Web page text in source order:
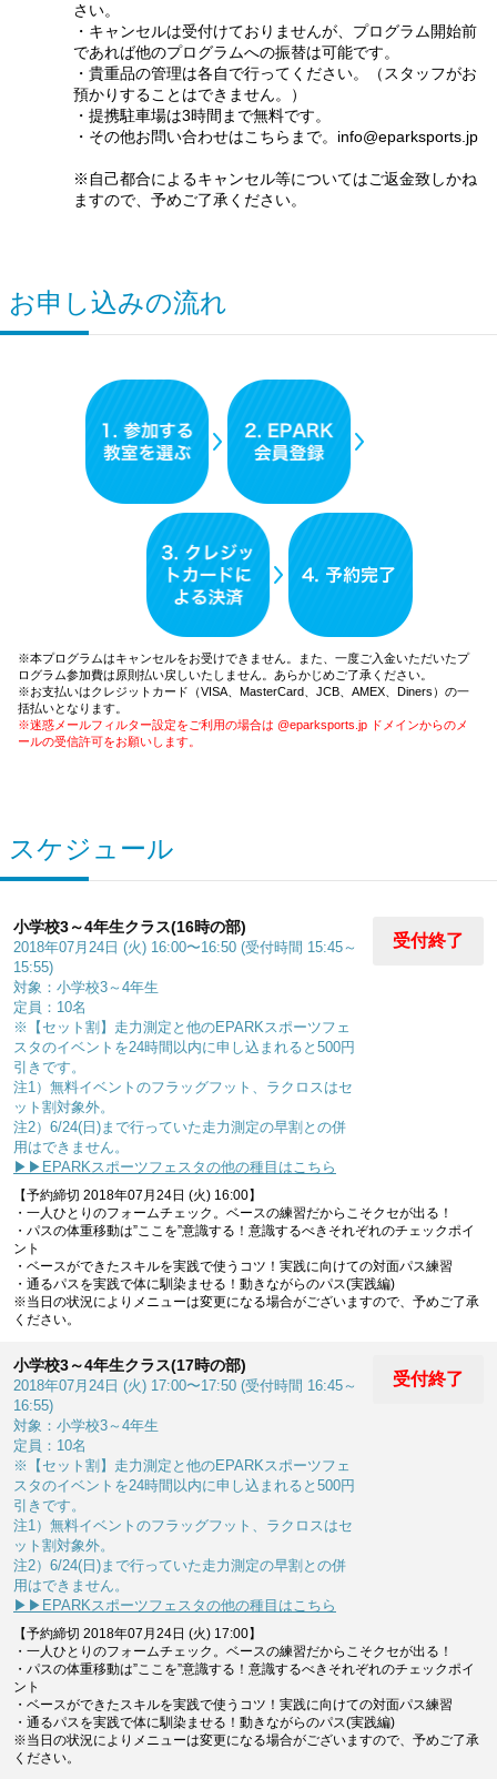
さい。
・キャンセルは受付けておりませんが、プログラム開始前
であれば他のプログラムへの振替は可能です。
・貴重品の管理は各自で行ってください。（スタッフがお
預かりすることはできません。）
・提携駐車場は3時間まで無料です。
・その他お問い合わせはこちらまで。info@eparksports.jp
※自己都合によるキャンセル等についてはご返金致しかね
ますので、予めご了承ください。
お申し込みの流れ
※本プログラムはキャンセルをお受けできません。また、一度ご入金いただいたプ
ログラム参加費は原則払い戻しいたしません。あらかじめご了承ください。
※お支払いはクレジットカード（VISA、MasterCard、JCB、AMEX、Diners）の一
括払いとなります。
※迷惑メールフィルター設定をご利用の場合は @eparksports.jp ドメインからのメ
ールの受信許可をお願いします。
スケジュール
小学校3～4年生クラス(16時の部)
2018年07月24日 (火) 16:00〜16:50 (受付時間 15:45～
15:55)
対象：小学校3～4年生
定員：10名
※【セット割】走力測定と他のEPARKスポーツフェ
スタのイベントを24時間以内に申し込まれると500円
引きです。
注1）無料イベントのフラッグフット、ラクロスはセ
ット割対象外。
注2）6/24(日)まで行っていた走力測定の早割との併
用はできません。
▶▶EPARKスポーツフェスタの他の種目はこちら
受付終了
【予約締切 2018年07月24日 (火) 16:00】
・一人ひとりのフォームチェック。ベースの練習だからこそクセが出る！
・パスの体重移動は”ここを”意識する！意識するべきそれぞれのチェックポイ
ント
・ベースができたスキルを実践で使うコツ！実践に向けての対面パス練習
・通るパスを実践で体に馴染ませる！動きながらのパス(実践編)
※当日の状況によりメニューは変更になる場合がございますので、予めご了承
ください。
小学校3～4年生クラス(17時の部)
2018年07月24日 (火) 17:00〜17:50 (受付時間 16:45～
16:55)
対象：小学校3～4年生
定員：10名
※【セット割】走力測定と他のEPARKスポーツフェ
スタのイベントを24時間以内に申し込まれると500円
引きです。
注1）無料イベントのフラッグフット、ラクロスはセ
ット割対象外。
注2）6/24(日)まで行っていた走力測定の早割との併
用はできません。
▶▶EPARKスポーツフェスタの他の種目はこちら
受付終了
【予約締切 2018年07月24日 (火) 17:00】
・一人ひとりのフォームチェック。ベースの練習だからこそクセが出る！
・パスの体重移動は”ここを”意識する！意識するべきそれぞれのチェックポイ
ント
・ベースができたスキルを実践で使うコツ！実践に向けての対面パス練習
・通るパスを実践で体に馴染ませる！動きながらのパス(実践編)
※当日の状況によりメニューは変更になる場合がございますので、予めご了承
ください。